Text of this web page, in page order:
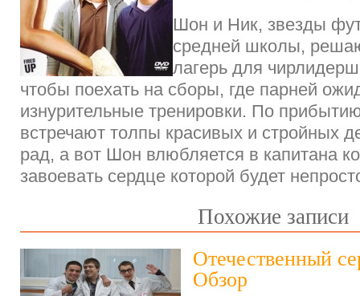
Шон и Ник, звезды
средней школы,
лагерь для
чтобы поехать на сборы, где парней
изнурительные тренировки. По
встречают толпы красивых и стройных
рад, а вот Шон влюбляется в капитана
завоевать сердце которой будет
Похожие записи
Отечественный
Обзор